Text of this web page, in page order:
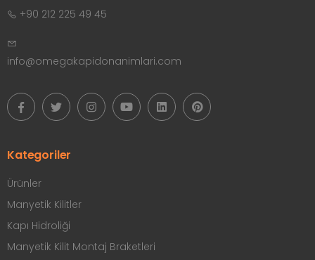
+90 212 225 49 45
info@omegakapidonanimlari.com
Kategoriler
Ürünler
Manyetik Kilitler
Kapı Hidroliği
Manyetik Kilit Montaj Braketleri